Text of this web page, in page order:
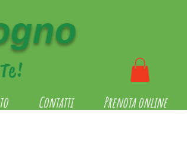
Contatti Prenota online